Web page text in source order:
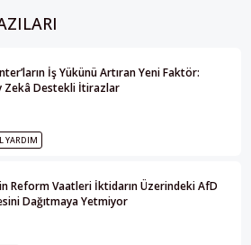
İş Yükünü Artıran Yeni Faktör:
Zekâ Destekli İtirazlar
YARDIM
Reform Vaatleri İktidarın Üzerindeki AfD
Dağıtmaya Yetmiyor